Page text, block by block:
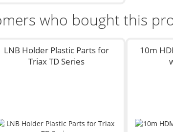
who bought this
LNB Holder Plastic Parts for
Triax TD Series
10m